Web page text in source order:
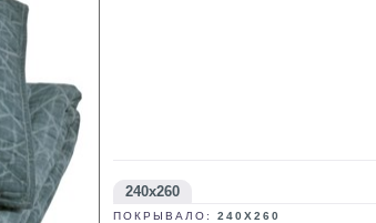
240x260
ПОКРЫВАЛО: 240X260